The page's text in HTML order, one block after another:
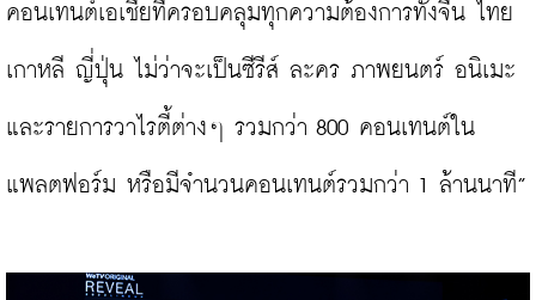
คอนเทนต์เอเชียที่ครอบคลุมทุกความต้องการทั้งจีน ไทย
เกาหลี ญี่ปุ่น ไม่ว่าจะเป็นซีรีส์ ละคร ภาพยนตร์ อนิเมะ
และรายการวาไรตี้ต่างๆ รวมกว่า 800 คอนเทนต์ใน
แพลตฟอร์ม หรือมีจำนวนคอนเทนต์รวมกว่า 1 ล้านนาที”